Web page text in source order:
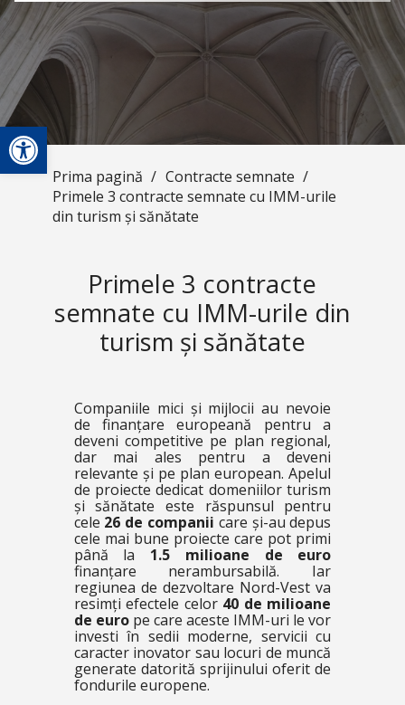
Deschide bara de unelte
Prima pagină / Contracte semnate /
Primele 3 contracte semnate cu IMM-urile
din turism și sănătate
Primele 3 contracte
semnate cu IMM-urile din
turism și sănătate
Companiile mici și mijlocii au nevoie
de finanțare europeană pentru a
deveni competitive pe plan regional,
dar mai ales pentru a deveni
relevante și pe plan european. Apelul
de proiecte dedicat domeniilor turism
și sănătate este răspunsul pentru
cele 26 de companii care și-au depus
cele mai bune proiecte care pot primi
până la 1.5 milioane de euro
finanțare nerambursabilă. Iar
regiunea de dezvoltare Nord-Vest va
resimți efectele celor 40 de milioane
de europe care aceste IMM-uri le vor
investi în sedii moderne, servicii cu
caracter inovator sau locuri de muncă
generate datorită sprijinului oferit de
fondurile europene.